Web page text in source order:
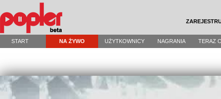
START NA ŻYWO UŻYTKOWNICY NAGRANIA TERAZ